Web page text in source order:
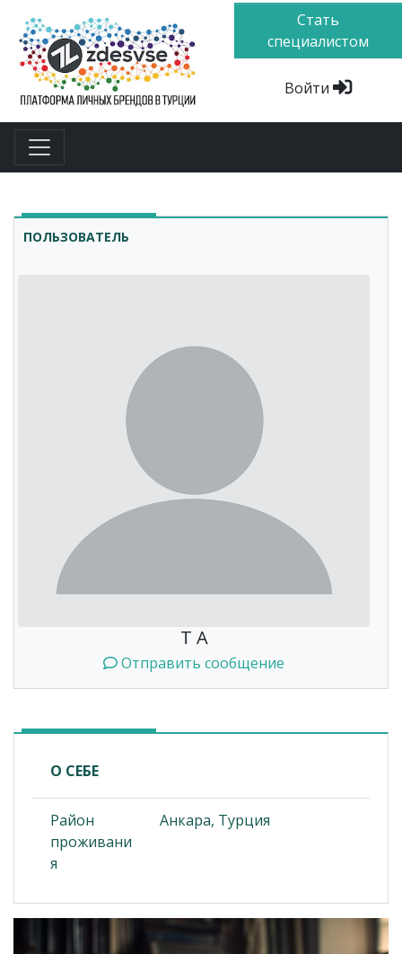
Стать
специалистом
Войти
ПОЛЬЗОВАТЕЛЬ
T A
Отправить сообщение
О СЕБЕ
Район
проживани
я
Анкара, Турция